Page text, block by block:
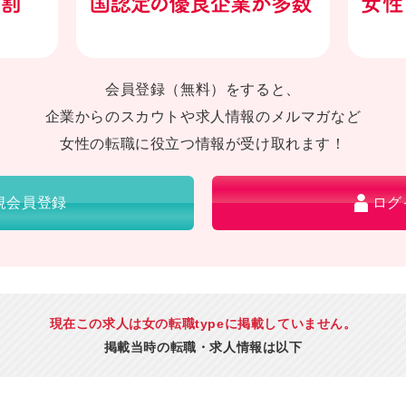
会員登録（無料）をすると、
企業からのスカウトや求人情報のメルマガなど
女性の転職に役立つ情報が受け取れます！
会員登録 ログ
現在この求人は女の転職typeに掲載していません。
掲載当時の転職・求人情報は以下